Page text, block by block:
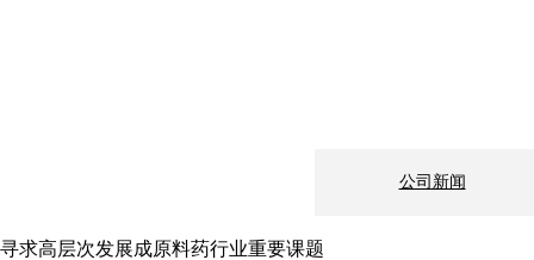
寻求高层次发展成原料药行业重要课题
公司新闻